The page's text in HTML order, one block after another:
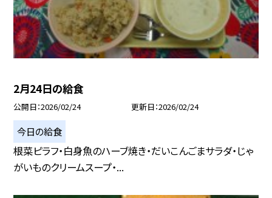
2月24日の給食
公開日 2026/02/24 更新日 2026/02/24
今日の給食
根菜ピラフ・白身魚のハーブ焼き・だいこんごまサラダ・じゃ
がいものクリームスープ・...